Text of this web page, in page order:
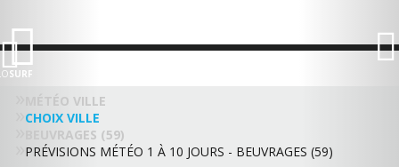
SURF
MÉTÉO VILLE
CHOIX VILLE
BEUVRAGES (59)
PRÉVISIONS MÉTÉO 1 À 10 JOURS - BEUVRAGES (59)